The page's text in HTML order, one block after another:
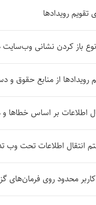
تقویم رویدادها
نوع باز کردن نشانی
رویدادها از منابع حقوق و
اطلاعات بر اساس خطاها
انتقال اطلاعات تحت وب
محدود روی فرمان‌های